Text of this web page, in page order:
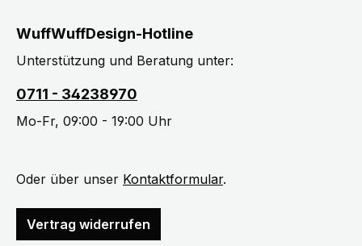
WuffWuffDesign-Hotline
Unterstützung und Beratung unter:
0711 - 34238970
Mo-Fr, 09:00 - 19:00 Uhr
Oder über unser Kontaktformular.
Vertrag widerrufen